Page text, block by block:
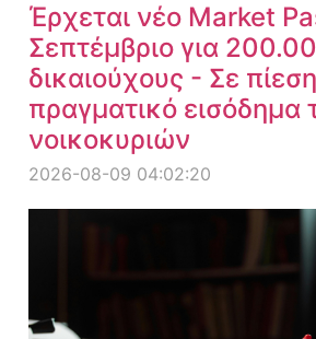
Έρχεται νέο Market
Σεπτέμβριο για
δικαιούχους - Σε
πραγματικό εισόδημα
νοικοκυριών
2026-08-09 04:02:20